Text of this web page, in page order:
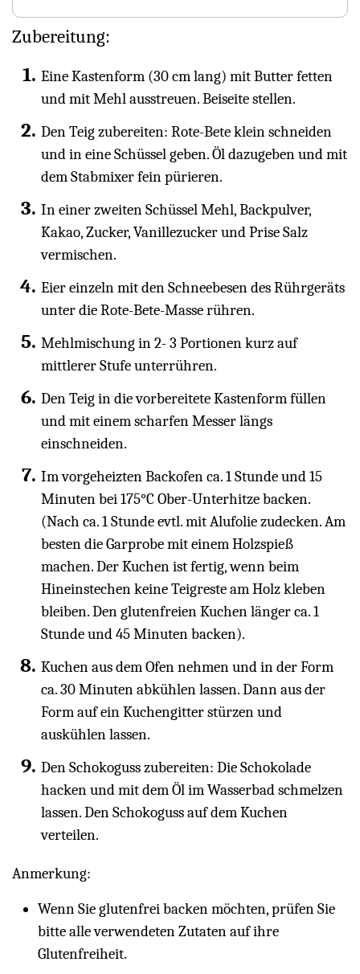
Zubereitung:
Eine Kastenform (30 cm lang) mit Butter fetten
und mit Mehl ausstreuen. Beiseite stellen.
Den Teig zubereiten: Rote-Bete klein schneiden
und in eine Schüssel geben. Öl dazugeben und mit
dem Stabmixer fein pürieren.
In einer zweiten Schüssel Mehl, Backpulver,
Kakao, Zucker, Vanillezucker und Prise Salz
vermischen.
Eier einzeln mit den Schneebesen des Rührgeräts
unter die Rote-Bete-Masse rühren.
Mehlmischung in 2- 3 Portionen kurz auf
mittlerer Stufe unterrühren.
Den Teig in die vorbereitete Kastenform füllen
und mit einem scharfen Messer längs
einschneiden.
Im vorgeheizten Backofen ca. 1 Stunde und 15
Minuten bei 175°C Ober-Unterhitze backen.
(Nach ca. 1 Stunde evtl. mit Alufolie zudecken. Am
besten die Garprobe mit einem Holzspieß
machen. Der Kuchen ist fertig, wenn beim
Hineinstechen keine Teigreste am Holz kleben
bleiben. Den glutenfreien Kuchen länger ca. 1
Stunde und 45 Minuten backen).
Kuchen aus dem Ofen nehmen und in der Form
ca. 30 Minuten abkühlen lassen. Dann aus der
Form auf ein Kuchengitter stürzen und
auskühlen lassen.
Den Schokoguss zubereiten: Die Schokolade
hacken und mit dem Öl im Wasserbad schmelzen
lassen. Den Schokoguss auf dem Kuchen
verteilen.
Anmerkung:
Wenn Sie glutenfrei backen möchten, prüfen Sie
bitte alle verwendeten Zutaten auf ihre
Glutenfreiheit.